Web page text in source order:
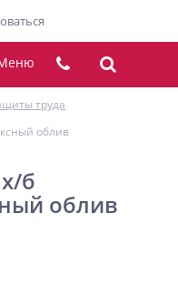
труда
облив
б
облив